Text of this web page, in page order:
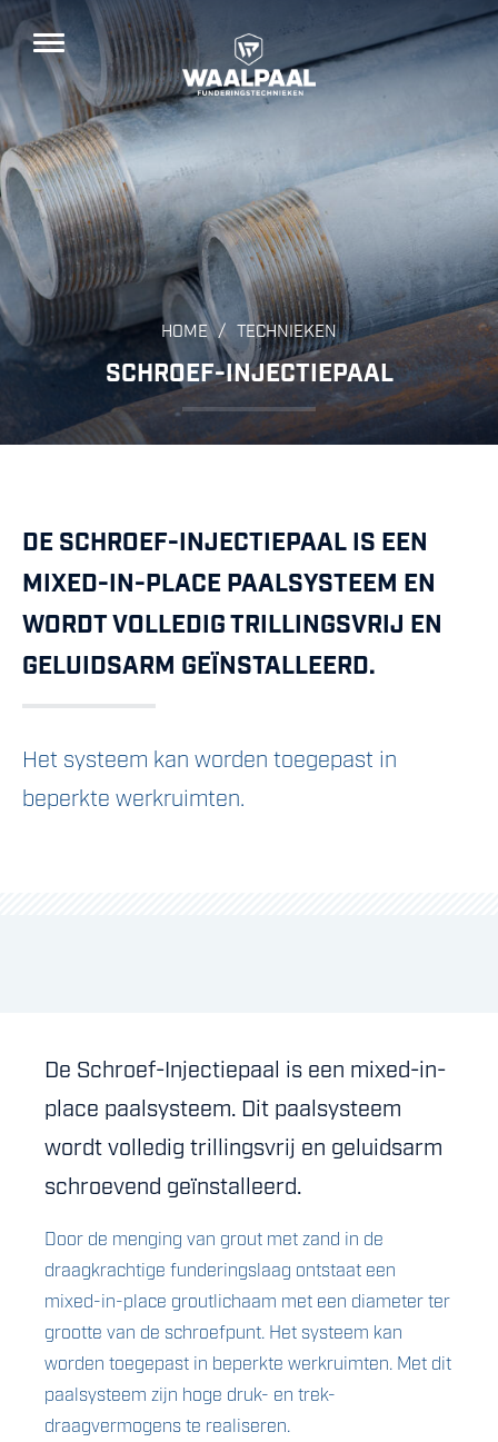
HOME / TECHNIEKEN
SCHROEF-INJECTIEPAAL
DE SCHROEF-INJECTIEPAAL IS EEN
MIXED-IN-PLACE PAALSYSTEEM EN
WORDT VOLLEDIG TRILLINGSVRIJ EN
GELUIDSARM GEÏNSTALLEERD.
Het systeem kan worden toegepast in
beperkte werkruimten.
De Schroef-Injectiepaal is een mixed-in-
place paalsysteem. Dit paalsysteem
wordt volledig trillingsvrij en geluidsarm
schroevend geïnstalleerd.
Door de menging van grout met zand in de
draagkrachtige funderingslaag ontstaat een
mixed-in-place groutlichaam met een diameter ter
grootte van de schroefpunt. Het systeem kan
worden toegepast in beperkte werkruimten. Met dit
paalsysteem zijn hoge druk- en trek-
draagvermogens te realiseren.